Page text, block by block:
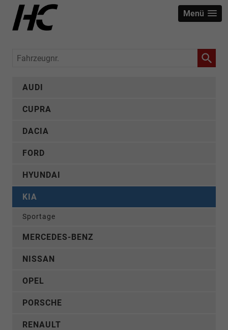
Menü
Fahrzeugnr.
AUDI
CUPRA
DACIA
FORD
HYUNDAI
KIA
Sportage
MERCEDES-BENZ
NISSAN
OPEL
PORSCHE
RENAULT